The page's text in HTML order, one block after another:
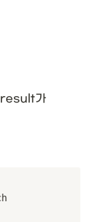
result가